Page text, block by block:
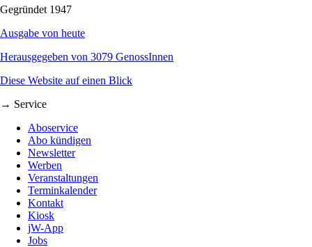
Gegründet 1947
Ausgabe von heute
Herausgegeben von 3079 GenossInnen
Diese Website auf einen Blick
→ Service
Aboservice
Abo kündigen
Newsletter
Werben
Veranstaltungen
Terminkalender
Kontakt
Kiosk
jW-App
Jobs